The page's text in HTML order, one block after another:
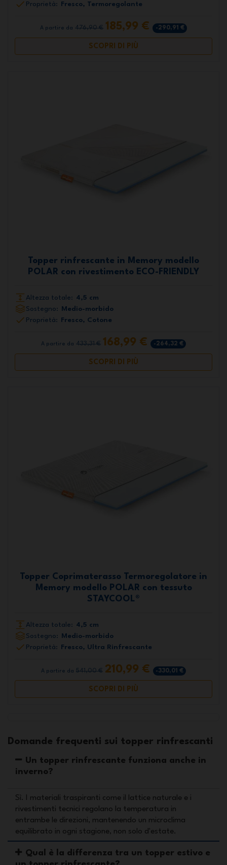
Proprietà:
Fresco, Termoregolante
A partire da 476,90 € 185,99 € -290,91 €
SCOPRI DI PIÙ
Topper rinfrescante in Memory modello
POLAR con rivestimento ECO-FRIENDLY
Altezza totale: 4,5 cm
Sostegno:
Medio-morbido
Proprietà:
Fresco, Cotone
A partire da 433,31 € 168,99 € -264,32 €
SCOPRI DI PIÙ
Topper Coprimaterasso Termoregolatore in
Memory modello POLAR con tessuto
STAYCOOL®
Altezza totale: 4,5 cm
Sostegno: Medio-morbido
Proprietà: Fresco, Ultra Rinfrescante
A partire da 541,00 € 210,99 € -330,01 €
SCOPRI DI PIÙ
Domande frequenti sui topper rinfrescanti
Un topper rinfrescante funziona anche in
inverno?
Sì. I materiali traspiranti come il lattice naturale e i
rivestimenti tecnici regolano la temperatura in
entrambe le direzioni, mantenendo un microclima
equilibrato in ogni stagione, non solo d'estate.
Qual è la differenza tra un topper estivo e